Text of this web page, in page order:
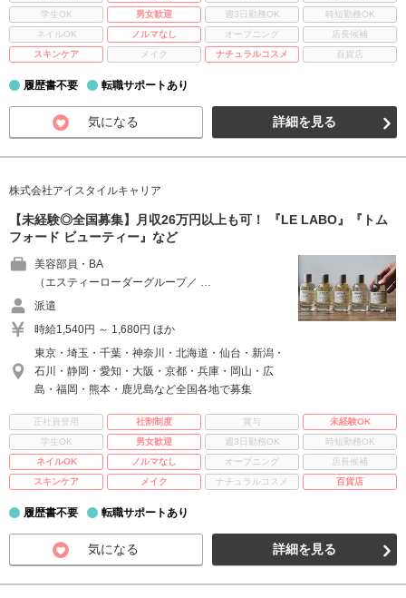
学生OK
男女歓迎 週3日勤務OK
時短勤務OK
ネイルOK
ノルマなし オープニング
店長候補
スキンケア
メイク ナチュラルコスメ 百貨店
履歴書不要 転職サポートあり
気になる 詳細を見る
株式会社アイスタイルキャリア
【未経験◎全国募集】月収26万円以上も可！ 『LE LABO』『トム
フォード ビューティー』など
美容部員・BA
（エスティーローダーグループ／ …
派遣
時給1,540円 ～ 1,680円 ほか
東京・埼玉・千葉・神奈川・北海道・仙台・新潟・
石川・静岡・愛知・大阪・京都・兵庫・岡山・広
島・福岡・熊本・鹿児島など全国各地で募集
正社員登用 社割制度 賞与
未経験OK
学生OK
男女歓迎 週3日勤務OK
時短勤務OK
ネイルOK
ノルマなし オープニング
店長候補
スキンケア
メイク ナチュラルコスメ 百貨店
履歴書不要 転職サポートあり
気になる 詳細を見る